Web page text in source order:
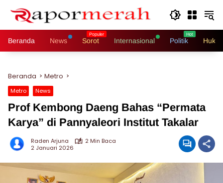
Beranda News Sorot Internasional Politik
Beranda Metro
Metro News
Prof Kembong Daeng Bahas “Permata
Karya” di Pannyaleori Institut Takalar
Raden Arjuna
2 Min Baca
2 Januari 2026